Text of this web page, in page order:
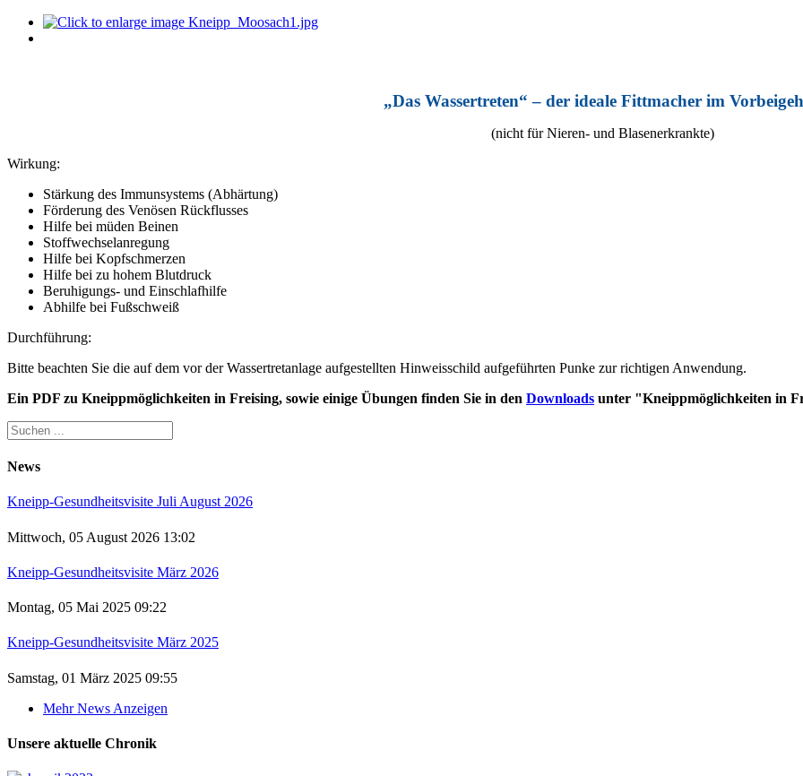
„Das Wassertreten“ – der ideale Fittmacher im
(nicht für Nieren- und Blasenerkrankte)
Wirkung:
Stärkung des Immunsystems (Abhärtung)
Förderung des Venösen Rückflusses
Hilfe bei müden Beinen
Stoffwechselanregung
Hilfe bei Kopfschmerzen
Hilfe bei zu hohem Blutdruck
Beruhigungs- und Einschlafhilfe
Abhilfe bei Fußschweiß
Durchführung:
Bitte beachten Sie die auf dem vor der Wassertretanlage aufgestellten Hinweisschild aufgeführten Punke zur richtigen Anwendung.
Ein PDF zu Kneippmöglichkeiten in Freising, sowie einige Übungen finden Sie in den Downloads unter "Kneippmöglichkeiten in
News
Kneipp-Gesundheitsvisite Juli August 2026
Mittwoch, 05 August 2026 13:02
Kneipp-Gesundheitsvisite März 2026
Montag, 05 Mai 2025 09:22
Kneipp-Gesundheitsvisite März 2025
Samstag, 01 März 2025 09:55
Mehr News Anzeigen
Unsere aktuelle Chronik